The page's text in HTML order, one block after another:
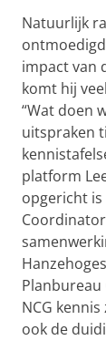
Natuurlijk
impact van
komt hij
“Wat doen
uitspraken
platform
opgericht is
Planbureau
NCG
ook de